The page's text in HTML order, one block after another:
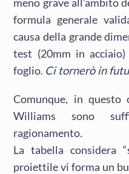
formula generale
causa della grande
test (20mm in
foglio. Ci tornerò in
Comunque, in
Williams sono
ragionamento.
La tabella considera
proiettile vi forma un